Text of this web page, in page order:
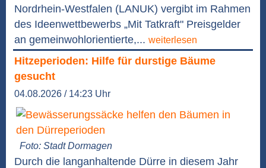
Nordrhein-Westfalen (LANUK) vergibt im Rahmen
des Ideenwettbewerbs „Mit Tatkraft" Preisgelder
an gemeinwohlorientierte,... weiterlesen
Hitzeperioden: Hilfe für durstige Bäume
gesucht
04.08.2026 / 14:23 Uhr
Foto: Stadt Dormagen
Durch die langanhaltende Dürre in diesem Jahr